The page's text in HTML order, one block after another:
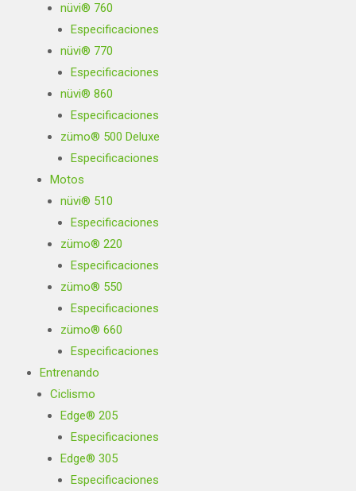
nüvi® 760
Especificaciones
nüvi® 770
Especificaciones
nüvi® 860
Especificaciones
zümo® 500 Deluxe
Especificaciones
Motos
nüvi® 510
Especificaciones
zümo® 220
Especificaciones
zümo® 550
Especificaciones
zümo® 660
Especificaciones
Entrenando
Ciclismo
Edge® 205
Especificaciones
Edge® 305
Especificaciones